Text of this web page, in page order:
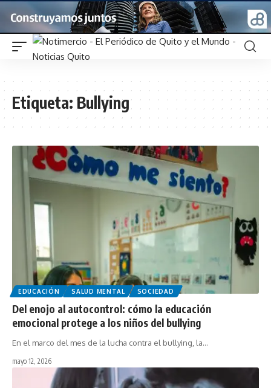
Etiqueta:Bullying
EDUCACIÓN SALUD MENTAL SOCIEDAD
Del enojo al autocontrol: cómo la educación
emocional protege a los niños del bullying
En el marco del mes de la lucha contra el bullying, la…
mayo 12, 2026